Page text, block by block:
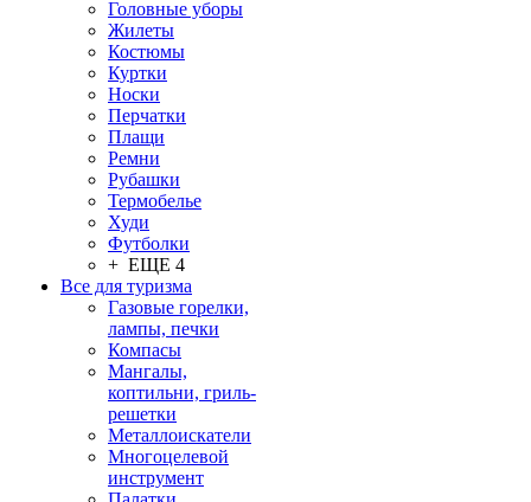
Головные уборы
Жилеты
Костюмы
Куртки
Носки
Перчатки
Плащи
Ремни
Рубашки
Термобелье
Худи
Футболки
+ ЕЩЕ 4
Все для туризма
Газовые горелки,
лампы, печки
Компасы
Мангалы,
коптильни, гриль-
решетки
Металлоискатели
Многоцелевой
инструмент